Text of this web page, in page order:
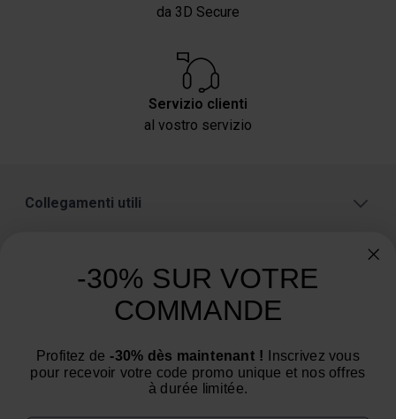
da 3D Secure
Servizio clienti
al vostro servizio
Collegamenti utili
Categorie
Avete bisogno di un consiglio? Avete una
Siamo al tuo servizio dal lunedì al venerdì : dalle 9:00
alle 12:00 e dalle 14:00 alle 16:00.
-30% SUR VOTRE
COMMANDE
Profitez de -30% dès maintenant ! Inscrivez vous
pour recevoir votre code promo unique et nos offres
à durée limitée.